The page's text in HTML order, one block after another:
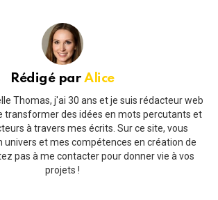
Rédigé parAlice
Thomas, j'ai 30 ans et je suis rédacteur web
transformer des idées en mots percutants et
à travers mes écrits. Sur ce site, vous
univers et mes compétences en création de
pas à me contacter pour donner vie à vos
projets !